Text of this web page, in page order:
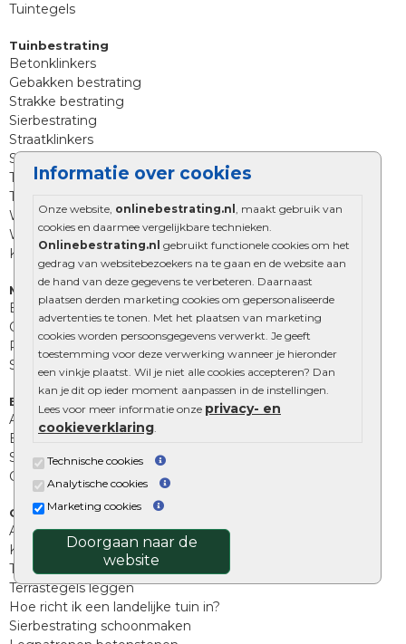
Informatie over cookies
Onze website, onlinebestrating.nl , maakt gebruik van
cookies en daarmee vergelijkbare technieken.
Onlinebestrating.nl gebruikt functionele cookies om het
gedrag van websitebezoekers na te gaan en de website aan
de hand van deze gegevens te verbeteren. Daarnaast
plaatsen derden marketing cookies om gepersonaliseerde
advertenties te tonen. Met het plaatsen van marketing
cookies worden persoonsgegevens verwerkt. Je geeft
toestemming voor deze verwerking wanneer je hieronder
een vinkje plaatst. Wil je niet alle cookies accepteren? Dan
kan je dit op ieder moment aanpassen in de instellingen.
Lees voor meer informatie onze privacy- en
cookieverklaring.
Technische cookies
Analytische cookies
Marketing cookies
Doorgaan naar de
website
Tuintegels
Tuinbestrating
Betonklinkers
Gebakken bestrating
Strakke bestrating
Sierbestrating
Straatklinkers
Straatstenen
Trommelstenen
Tuinstenen
Waalformaat
Wildverband bestrating
Kingstones
Muurelementen
Betonbielzen
Opsluitbanden
Palissades
Stapelblokken
Extra benodigdheden
Afwatering en diversen
Beplantings en betonelementen
Split, grind en zand
Oprit tegels
Overig
Aanbiedingen
Kunstgras
Tuintegels outlet
Terrastegels leggen
Hoe richt ik een landelijke tuin in?
Sierbestrating schoonmaken